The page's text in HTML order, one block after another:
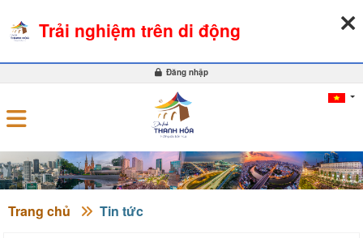
Đăng nhập
Trang chủ Tin tức
Trải nghiệm trên di động